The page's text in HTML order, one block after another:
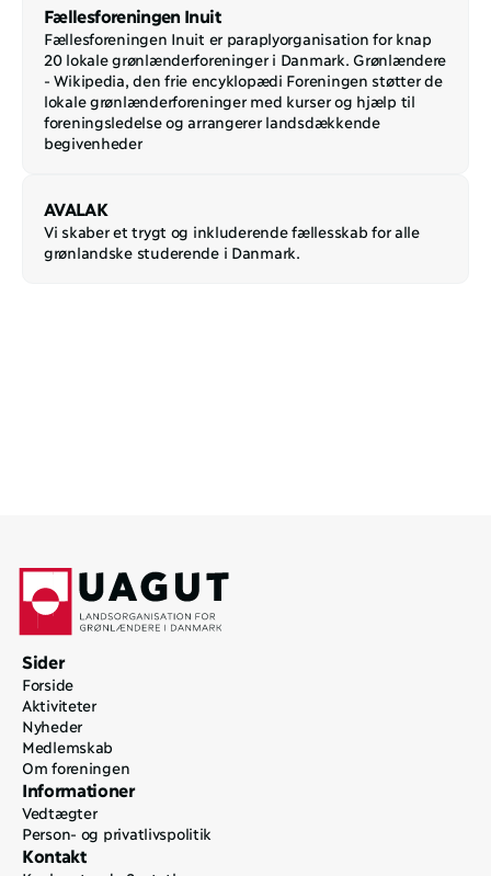
Fællesforeningen Inuit
Fællesforeningen Inuit er paraplyorganisation for knap
20 lokale grønlænderforeninger i Danmark. Grønlændere
- Wikipedia, den frie encyklopædi Foreningen støtter de
lokale grønlænderforeninger med kurser og hjælp til
foreningsledelse og arrangerer landsdækkende
begivenheder
AVALAK
Vi skaber et trygt og inkluderende fællesskab for alle
grønlandske studerende i Danmark.
Sider
Forside
Aktiviteter
Nyheder
Medlemskab
Om foreningen
Informationer
Vedtægter
Person- og privatlivspolitik
Kontakt